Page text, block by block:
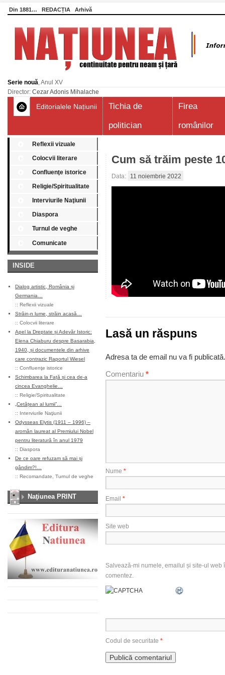
Din 1881… REDACȚIA Arhivă
Serie nouă, Anul XV
Director: Cezar Adonis Mihalache
Editorialele Națiunii
Tichia de
politician
Firea
românilor
Reflexii vizuale
Colocvii literare
Confluenţe istorice
Religie/Spiritualitate
Interviurile Naţiunii
Diaspora
Turnul de veghe
Comunicate
INSIDE
Dialog artistic, România și
Germania…
:: Reflexii vizuale
Străin-n lume, străin acasă…
:: Colocvii literare
Apel la Dreptate și Adevăr Istoric:
Elena Chiaburu despre Basarabia,
1940, și documentele din arhive
care contrazic Raportul Wiesel
:: Confluenţe istorice
Schimbarea la Față și cea de-a
cincea Evanghelie…
:: Religie/Spiritualitate
„Cetățean al lumii”…
:: Interviurile Naţiunii
Odysseas Elytis (1911 – 1996) –
aromân laureat al Premiului Nobel
pentru literatură în anul 1979
:: Diaspora
De ce oare refuzam să mai și
gândim?!…
:: Recomandate Turnul de veghe
Naţiunea PRINT
Cum să trăim peste
Data: 11 noiembrie 2022
Lasă un răspuns
Adresa ta de email nu va fi publicată.
Comentariu *
Nume *
Email *
Site web
Salvează-mi numele, emailul și site-ul
comentez.
Codul de securitate *